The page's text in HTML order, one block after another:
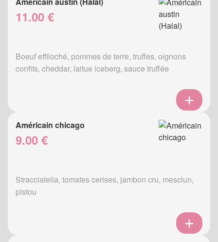
11.00 €
Boeuf effiloché, pommes de terre, truffes, oignons
confits, cheddar, laitue iceberg, sauce truffée
Américain chicago
9.00 €
Stracciatella, tomates cerises, jambon cru, mesclun,
pistou